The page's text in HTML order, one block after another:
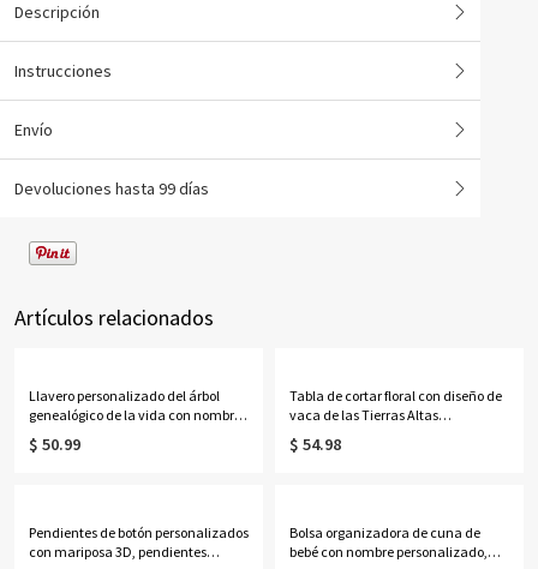
Descripción
Instrucciones
Envío
Devoluciones hasta 99 días
Artículos relacionados
Llavero personalizado del árbol
genealógico de la vida con nombres
de 1 a 13 niños
$ 50.99
Tabla de cortar floral con diseño de
vaca de las Tierras Altas
personalizada con nombre, tabla
para servir embutidos de estilo
mamá/ella.
$ 54.98
Pendientes de botón personalizados
con mariposa 3D, pendientes
Bolsa organizadora de cuna de
bebé con nombre personalizado,